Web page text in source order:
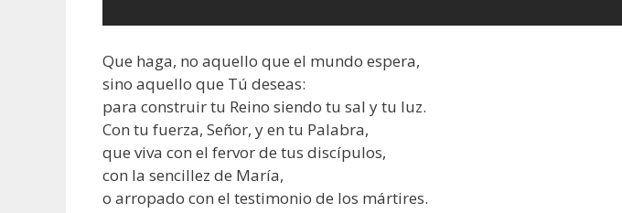
Que haga, no aquello que el mundo espera,
sino aquello que Tú deseas:
para construir tu Reino siendo tu sal y tu luz.
Con tu fuerza, Señor, y en tu Palabra,
que viva con el fervor de tus discípulos,
con la sencillez de María,
o arropado con el testimonio de los mártires.